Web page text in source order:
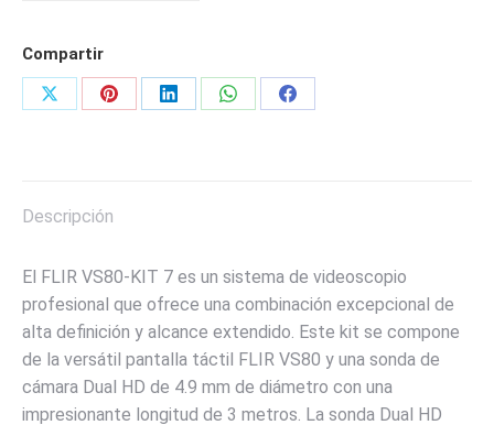
Compartir
Share
Share
Share
Share
Share
Descripción
El FLIR VS80-KIT 7 es un sistema de videoscopio
profesional que ofrece una combinación excepcional de
alta definición y alcance extendido. Este kit se compone
de la versátil pantalla táctil FLIR VS80 y una sonda de
cámara Dual HD de 4.9 mm de diámetro con una
impresionante longitud de 3 metros. La sonda Dual HD